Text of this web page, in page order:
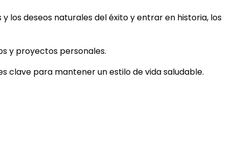
los deseos naturales del éxito y entrar en historia, los
y proyectos personales.
clave para mantener un estilo de vida saludable.